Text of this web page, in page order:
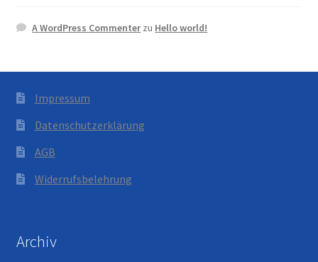
A WordPress Commenterzu Hello world!
Impressum
Datenschutzerklärung
AGB
Widerrufsbelehrung
Archiv